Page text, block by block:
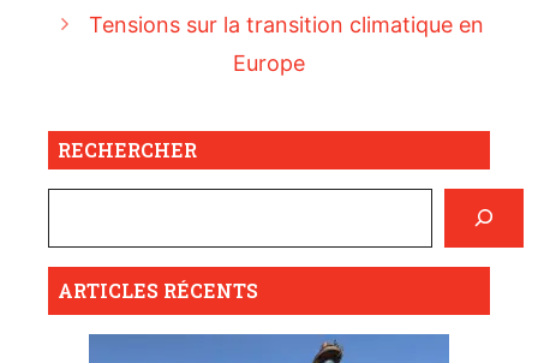
Tensions sur la transition climatique en
Europe
RECHERCHER
ARTICLES RÉCENTS